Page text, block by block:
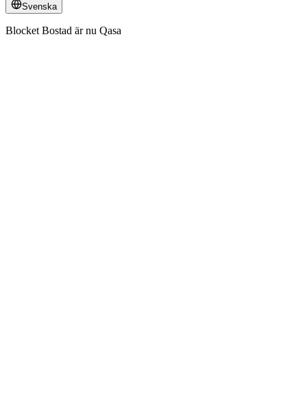
Svenska
Blocket Bostad är nu Qasa